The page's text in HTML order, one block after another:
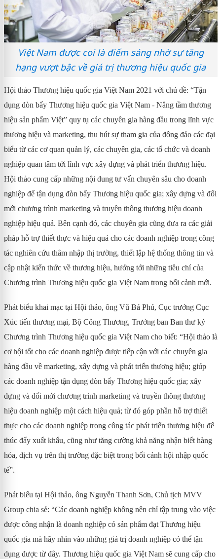
Việt Nam được coi là điểm sáng nhờ sự tăng
hạng vượt bậc về giá trị thương hiệu quốc gia
Hội thảo Thương hiệu quốc gia Việt Nam 2021 với chủ đề: “Tận
dụng đòn bẩy Thương hiệu quốc gia Việt Nam - Nâng tầm thương
hiệu sản phẩm Việt” quy tụ các chuyên gia hàng đầu trong lĩnh vực
thương hiệu và marketing, thu hút sự tham gia của đông đảo các đại
biểu từ các cơ quan quản lý, các chuyên gia, các tổ chức và doanh
nghiệp quan tâm tới lĩnh vực xây dựng và phát triển thương hiệu.
Hội thảo cung cấp những nội dung tư vấn chuyên sâu cho doanh
nghiệp để tận dụng đòn bẩy Thương hiệu quốc gia; xây dựng và đổi
mới chương trình marketing và truyền thông thương hiệu doanh
nghiệp hiệu quả. Bên cạnh đó, các chuyên gia cũng đưa ra các giải
pháp hỗ trợ thiết thực và hiệu quả cho các doanh nghiệp trong công
tác nghiên cứu thâm nhập thị trường, thiết lập hệ thống thông tin và
cập nhật kiến thức về thương hiệu, hướng tới những tiêu chí của
Chương trình Thương hiệu quốc gia Việt Nam trong bối cảnh mới.
Phát biểu khai mạc tại Hội thảo, ông Vũ Bá Phú, Cục trưởng Cục
Xúc tiến thương mại, Bộ Công Thương, Trưởng ban Ban thư ký
Chương trình Thương hiệu quốc gia Việt Nam cho biết: “Hội thảo là
cơ hội tốt cho các doanh nghiệp được tiếp cận với các chuyên gia
hàng đầu về marketing, xây dựng và phát triển thương hiệu; giúp
các doanh nghiệp tận dụng đòn bẩy Thương hiệu quốc gia; xây
dựng và đổi mới chương trình marketing và truyền thông thương
hiệu doanh nghiệp một cách hiệu quả; từ đó góp phần hỗ trợ thiết
thực cho các doanh nghiệp trong công tác phát triển thương hiệu để
thúc đẩy xuất khẩu, cũng như tăng cường khả năng nhận biết hàng
hóa, dịch vụ trên thị trường đặc biệt trong bối cảnh hội nhập quốc
tế”.
Phát biểu tại Hội thảo, ông Nguyễn Thanh Sơn, Chủ tịch MVV
Group chia sẻ: “Các doanh nghiệp không nên chỉ tập trung vào việc
được công nhận là doanh nghiệp có sản phẩm đạt Thương hiệu
quốc gia mà hãy nhìn vào những giá trị doanh nghiệp có thể tận
dụng được từ đây. Thương hiệu quốc gia Việt Nam sẽ cung cấp cho